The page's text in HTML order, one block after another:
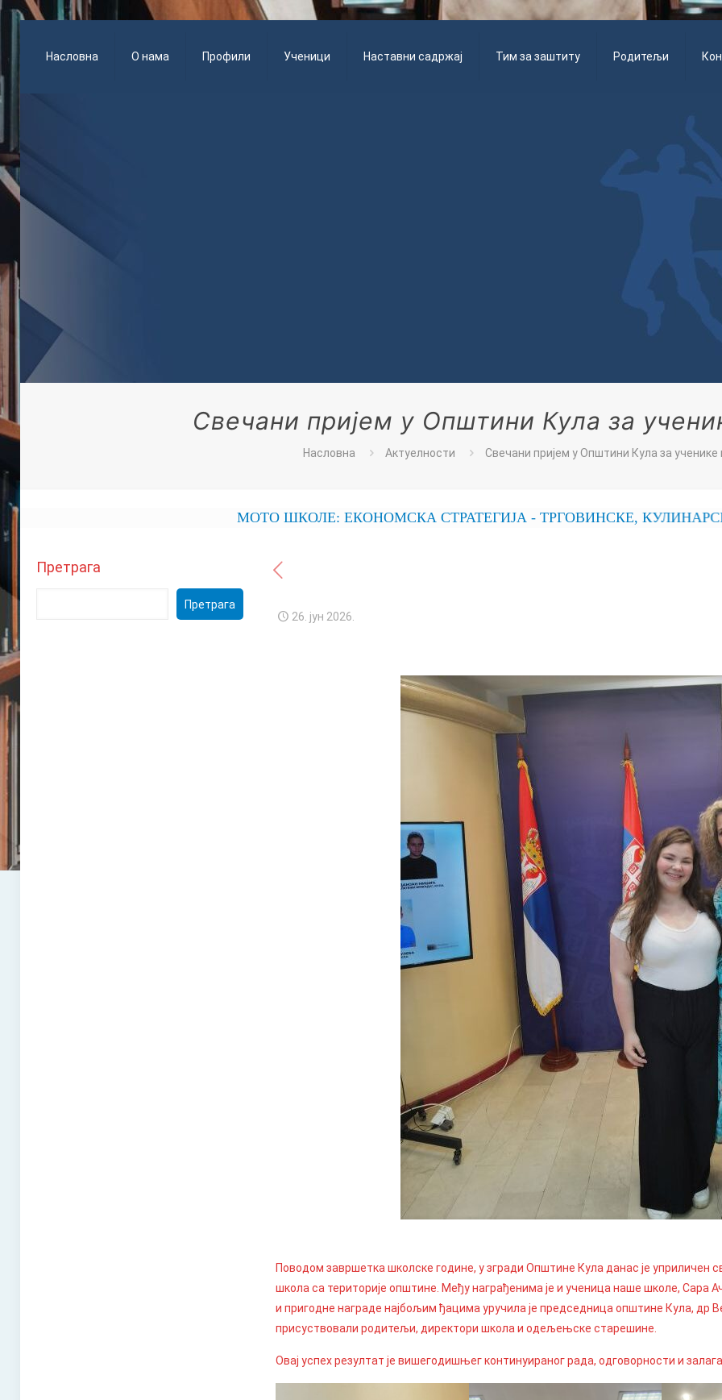
Насловна О нама Профили Ученици Наставни садржај Тим за заштиту Родитељи
Свечани пријем у Општини Кула за
Насловна Актуелности Свечани пријем у Општини Кула за ученике
МОТО ШКОЛЕ: ЕКОНОМСКА СТРАТЕГИЈА - ТРГОВИНСКЕ, КУЛИНАРСКЕ,
26. јун 2026.
Поводом завршетка школске године, у згради Општине Кула данас је уприличен
школа са територије општине. Међу награђенима је и ученица наше школе, Сара
и пригодне награде најбољим ђацима уручила је председница општине Кула, др
присуствовали родитељи, директори школа и одељењске старешине.
Овај успех резултат је вишегодишњег континуираног рада, одговорности и
Претрага
Претрага